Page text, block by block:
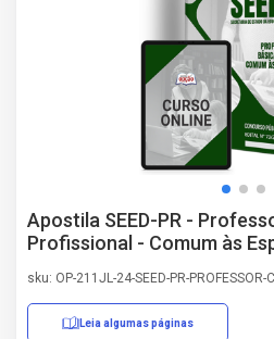
Apostila SEED-PR -
Profissional - Comum às
sku: OP-211JL-24-SEED-PR-PROFESSOR-
Leia algumas páginas